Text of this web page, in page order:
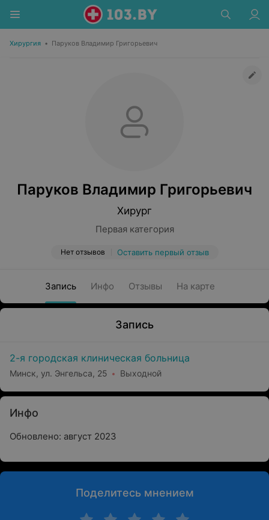
Хирургия • Паруков Владимир Григорьевич
Паруков Владимир Григорьевич
Хирург
Первая категория
Нет отзывов Оставить первый отзыв
Запись Инфо Отзывы На карте
Запись
2-я городская клиническая больница
Минск, ул. Энгельса, 25 Выходной
Инфо
Обновлено: август 2023
Поделитесь мнением